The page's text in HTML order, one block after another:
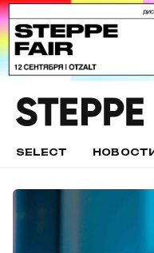
SELECT